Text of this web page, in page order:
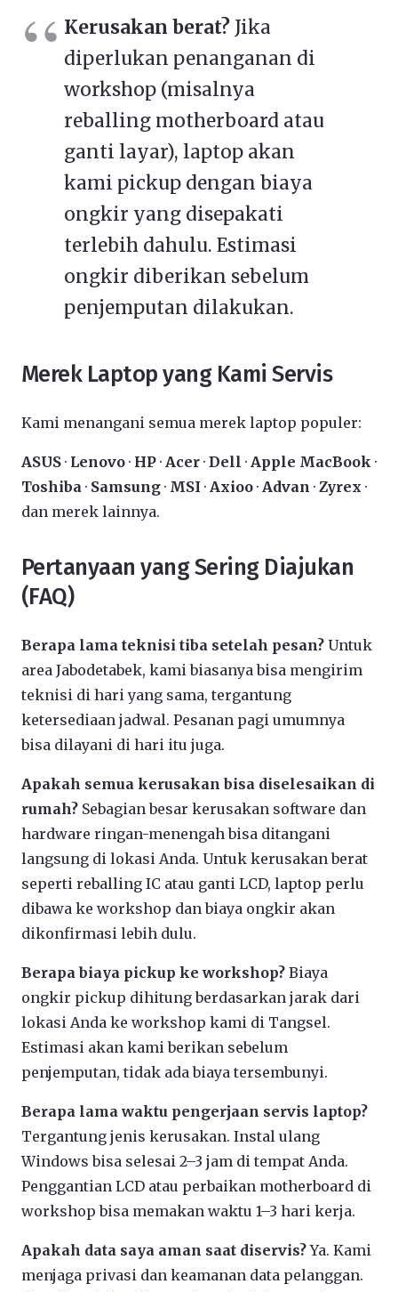
Kerusakan berat? Jika
diperlukan penanganan di
workshop (misalnya
reballing motherboard atau
ganti layar), laptop akan
kami pickup dengan biaya
ongkir yang disepakati
terlebih dahulu. Estimasi
ongkir diberikan sebelum
penjemputan dilakukan.
Merek Laptop yang Kami Servis
Kami menangani semua merek laptop populer:
ASUS · Lenovo · HP · Acer · Dell · Apple MacBook ·
Toshiba · Samsung · MSI · Axioo · Advan · Zyrex ·
dan merek lainnya.
Pertanyaan yang Sering Diajukan
(FAQ)
Berapa lama teknisi tiba setelah pesan? Untuk
area Jabodetabek, kami biasanya bisa mengirim
teknisi di hari yang sama, tergantung
ketersediaan jadwal. Pesanan pagi umumnya
bisa dilayani di hari itu juga.
Apakah semua kerusakan bisa diselesaikan di
rumah? Sebagian besar kerusakan software dan
hardware ringan-menengah bisa ditangani
langsung di lokasi Anda. Untuk kerusakan berat
seperti reballing IC atau ganti LCD, laptop perlu
dibawa ke workshop dan biaya ongkir akan
dikonfirmasi lebih dulu.
Berapa biaya pickup ke workshop? Biaya
ongkir pickup dihitung berdasarkan jarak dari
lokasi Anda ke workshop kami di Tangsel.
Estimasi akan kami berikan sebelum
penjemputan, tidak ada biaya tersembunyi.
Berapa lama waktu pengerjaan servis laptop?
Tergantung jenis kerusakan. Instal ulang
Windows bisa selesai 2–3 jam di tempat Anda.
Penggantian LCD atau perbaikan motherboard di
workshop bisa memakan waktu 1–3 hari kerja.
Apakah data saya aman saat diservis?Ya. Kami
menjaga privasi dan keamanan data pelanggan.